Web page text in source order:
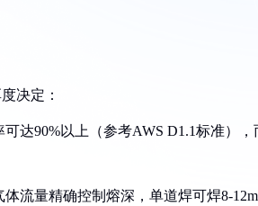
决定：
达90%以上（参考AWS D1.1标准）
流量精确控制熔深，单道焊可焊8-